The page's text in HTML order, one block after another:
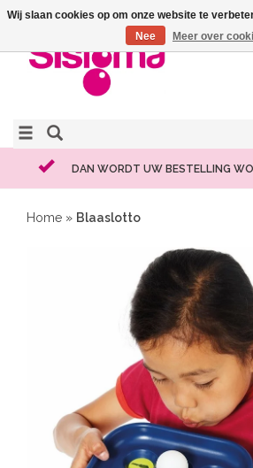
DAN WORDT UW BESTELLING
Home » Blaaslotto
Wij slaan cookies op om onze website te
Nee
Meer over